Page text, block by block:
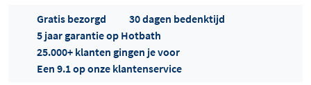
Gratis bezorgd
30 dagen bedenktijd
5 jaar garantie op Hotbath
25.000+ klanten gingen je voor
Een 9.1 op onze klantenservice